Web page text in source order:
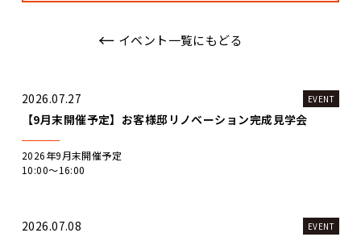
イベント一覧にもどる
2026.07.27 EVENT
【9月末開催予定】お客様邸リノベーション完成見学会
2026年9月末開催予定
10:00～16:00
2026.07.08 EVENT